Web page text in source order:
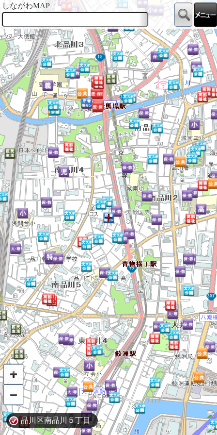
品川区南品川５丁目
しながわMAP